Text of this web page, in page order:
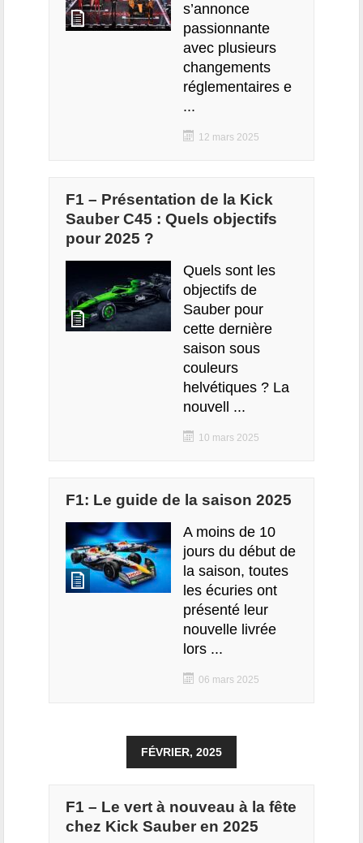
s’annonce
passionnante
avec plusieurs
changements
réglementaires e
...
12 mars 2025
F1 – Présentation de la Kick
Sauber C45 : Quels objectifs
pour 2025 ?
Quels sont les
objectifs de
Sauber pour
cette dernière
saison sous
couleurs
helvétiques ? La
nouvell ...
10 mars 2025
F1: Le guide de la saison 2025
A moins de 10
jours du début de
la saison, toutes
les écuries ont
présenté leur
nouvelle livrée
lors ...
06 mars 2025
FÉVRIER, 2025
F1 – Le vert à nouveau à la fête
chez Kick Sauber en 2025